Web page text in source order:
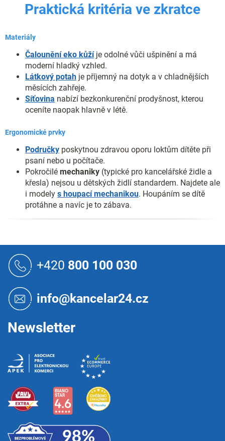
Praktická kritéria ve zkratce
Materiály
Čalounění eko kůžíje odolné vůči ušpinění a má
moderní hladký vzhled.
Látkový potah je příjemný na dotyk a v chladnějších
měsících zahřeje.
Síťovina nabízí bezkonkurenční prodyšnost, kterou
oceníte naopak hlavně v létě.
Ergonomické prvky
Područky poskytnou zdravou oporu loktům dítěte při
psaní nebo u počítače.
Pokročilé mechaniky (typické pro kancelářské židle a
křesla) nejsou u dětských židlí standardem. Najdete ale
i modely s houpací mechanikou. Houpáním se dítě
protáhne a navíc je to zábava.
+420 800 100 030
info@kancelar24.cz
Newsletter